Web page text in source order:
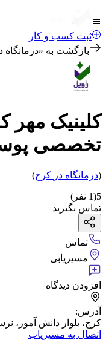
ثبت کسب و کار
بازگشت به «درمانگاه
کلینیک مهر
تخصصی
(درمانگاه در کرج)
5
(
1 نفر)
تماس بگیرید
تماس
مسیریابی
افزودن دیدگاه
آدرس:
کرج، بلوار دانش آموز،
اتصال به مسیریاب